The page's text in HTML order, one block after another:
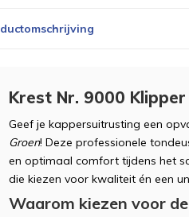
Krest Nr. 9000
Geef je kappersuitrusting een
Groen! Deze professionele
en optimaal comfort tijdens het
die kiezen voor kwaliteit én een
Waarom kiezen voor